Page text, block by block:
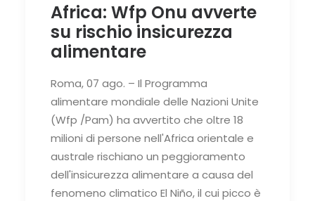
Africa: Wfp Onu avverte
su rischio insicurezza
alimentare
Roma, 07 ago. – Il Programma
alimentare mondiale delle Nazioni Unite
(Wfp /Pam) ha avvertito che oltre 18
milioni di persone nell'Africa orientale e
australe rischiano un peggioramento
dell'insicurezza alimentare a causa del
fenomeno climatico El Niño, il cui picco è